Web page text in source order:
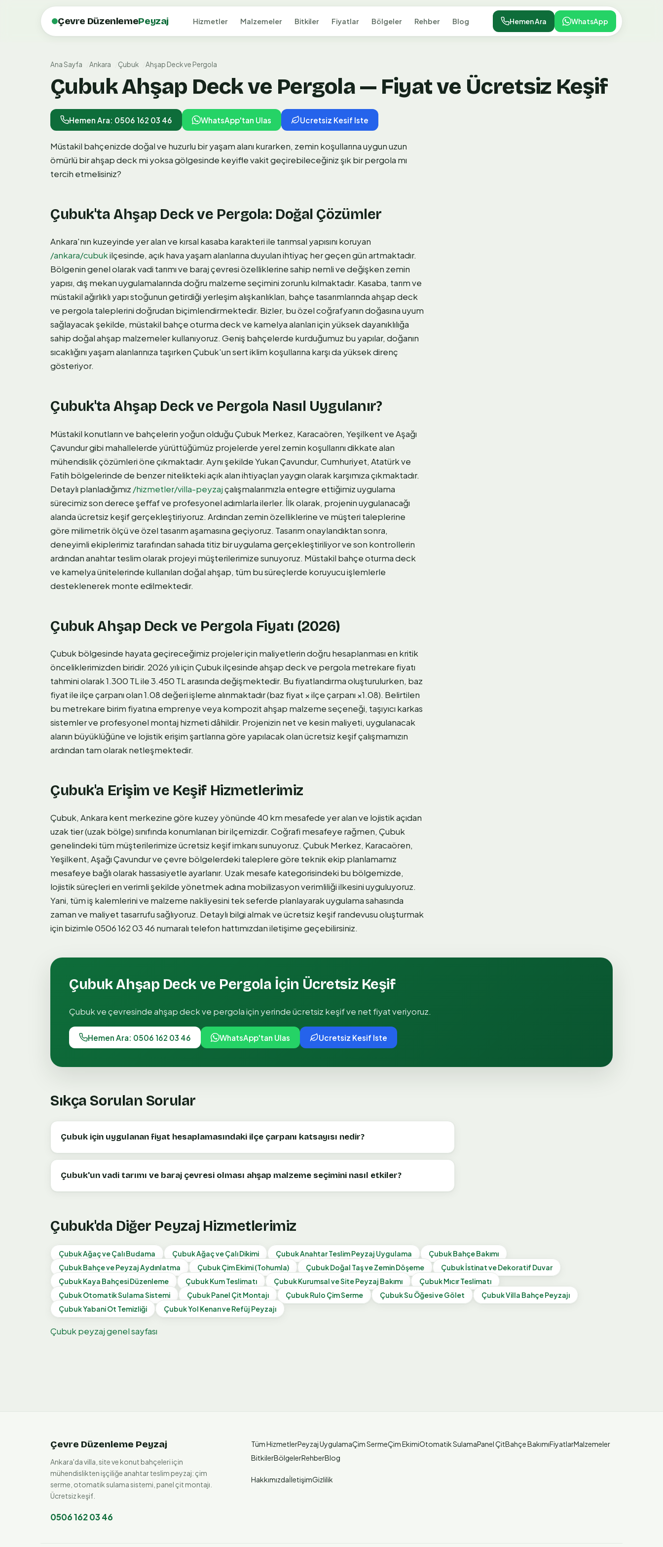
Çevre DüzenlemePeyzaj Hizmetler Malzemeler Bitkiler Fiyatlar Bölgeler Rehber Blog Hemen Ara WhatsApp
Ana Sayfa Ankara Çubuk Ahşap Deck ve Pergola
Çubuk Ahşap Deck ve Pergola — Fiyat ve Ücretsiz Keşif
Hemen Ara: 0506 162 03 46 WhatsApp'tan Ulas Ucretsiz Kesif Iste
Müstakil bahçenizde doğal ve huzurlu bir yaşam alanı kurarken, zemin koşullarına uygun uzun
ömürlü bir ahşap deck mi yoksa gölgesinde keyifle vakit geçirebileceğiniz şık bir pergola mı
tercih etmelisiniz?
Çubuk'ta Ahşap Deck ve Pergola: Doğal Çözümler
Ankara'nın kuzeyinde yer alan ve kırsal kasaba karakteri ile tarımsal yapısını koruyan
/ankara/cubukilçesinde, açık hava yaşam alanlarına duyulan ihtiyaç her geçen gün artmaktadır.
Bölgenin genel olarak vadi tarımı ve baraj çevresi özelliklerine sahip nemli ve değişken zemin
yapısı, dış mekan uygulamalarında doğru malzeme seçimini zorunlu kılmaktadır. Kasaba, tarım ve
müstakil ağırlıklı yapı stoğunun getirdiği yerleşim alışkanlıkları, bahçe tasarımlarında ahşap deck
ve pergola taleplerini doğrudan biçimlendirmektedir. Bizler, bu özel coğrafyanın doğasına uyum
sağlayacak şekilde, müstakil bahçe oturma deck ve kamelya alanları için yüksek dayanıklılığa
sahip doğal ahşap malzemeler kullanıyoruz. Geniş bahçelerde kurduğumuz bu yapılar, doğanın
sıcaklığını yaşam alanlarınıza taşırken Çubuk'un sert iklim koşullarına karşı da yüksek direnç
gösteriyor.
Çubuk'ta Ahşap Deck ve Pergola Nasıl Uygulanır?
Müstakil konutların ve bahçelerin yoğun olduğu Çubuk Merkez, Karacaören, Yeşilkent ve Aşağı
Çavundur gibi mahallelerde yürüttüğümüz projelerde yerel zemin koşullarını dikkate alan
mühendislik çözümleri öne çıkmaktadır. Aynı şekilde Yukarı Çavundur, Cumhuriyet, Atatürk ve
Fatih bölgelerinde de benzer nitelikteki açık alan ihtiyaçları yaygın olarak karşımıza çıkmaktadır.
Detaylı planladığımız /hizmetler/villa-peyzajçalışmalarımızla entegre ettiğimiz uygulama
sürecimiz son derece şeffaf ve profesyonel adımlarla ilerler. İlk olarak, projenin uygulanacağı
alanda ücretsiz keşif gerçekleştiriyoruz. Ardından zemin özelliklerine ve müşteri taleplerine
göre milimetrik ölçü ve özel tasarım aşamasına geçiyoruz. Tasarım onaylandıktan sonra,
deneyimli ekiplerimiz tarafından sahada titiz bir uygulama gerçekleştiriliyor ve son kontrollerin
ardından anahtar teslim olarak projeyi müşterilerimize sunuyoruz. Müstakil bahçe oturma deck
ve kamelya ünitelerinde kullanılan doğal ahşap, tüm bu süreçlerde koruyucu işlemlerle
desteklenerek monte edilmektedir.
Çubuk Ahşap Deck ve Pergola Fiyatı (2026)
Çubuk bölgesinde hayata geçireceğimiz projeler için maliyetlerin doğru hesaplanması en kritik
önceliklerimizden biridir. 2026 yılı için Çubuk ilçesinde ahşap deck ve pergola metrekare fiyatı
tahmini olarak 1.300 TL ile 3.450 TL arasında değişmektedir. Bu fiyatlandırma oluşturulurken, baz
fiyat ile ilçe çarpanı olan 1.08 değeri işleme alınmaktadır (baz fiyat × ilçe çarpanı ×1.08). Belirtilen
bu metrekare birim fiyatına emprenye veya kompozit ahşap malzeme seçeneği, taşıyıcı karkas
sistemler ve profesyonel montaj hizmeti dâhildir. Projenizin net ve kesin maliyeti, uygulanacak
alanın büyüklüğüne ve lojistik erişim şartlarına göre yapılacak olan ücretsiz keşif çalışmamızın
ardından tam olarak netleşmektedir.
Çubuk'a Erişim ve Keşif Hizmetlerimiz
Çubuk, Ankara kent merkezine göre kuzey yönünde 40 km mesafede yer alan ve lojistik açıdan
uzak tier (uzak bölge) sınıfında konumlanan bir ilçemizdir. Coğrafi mesafeye rağmen, Çubuk
genelindeki tüm müşterilerimize ücretsiz keşif imkanı sunuyoruz. Çubuk Merkez, Karacaören,
Yeşilkent, Aşağı Çavundur ve çevre bölgelerdeki taleplere göre teknik ekip planlamamız
mesafeye bağlı olarak hassasiyetle ayarlanır. Uzak mesafe kategorisindeki bu bölgemizde,
lojistik süreçleri en verimli şekilde yönetmek adına mobilizasyon verimliliği ilkesini uyguluyoruz.
Yani, tüm iş kalemlerini ve malzeme nakliyesini tek seferde planlayarak uygulama sahasında
zaman ve maliyet tasarrufu sağlıyoruz. Detaylı bilgi almak ve ücretsiz keşif randevusu oluşturmak
için bizimle 0506 162 03 46 numaralı telefon hattımızdan iletişime geçebilirsiniz.
ÇubukAhşap Deck ve Pergola İçin Ücretsiz Keşif
Çubukve çevresindeahşap deck ve pergolaiçin yerinde ücretsiz keşif ve net fiyat veriyoruz.
Hemen Ara: 0506 162 03 46 WhatsApp'tan Ulas Ucretsiz Kesif Iste
Sıkça Sorulan Sorular
Çubuk için uygulanan fiyat hesaplamasındaki ilçe çarpanı katsayısı nedir?
Çubuk'un vadi tarımı ve baraj çevresi olması ahşap malzeme seçimini nasıl etkiler?
Çubuk'da Diğer Peyzaj Hizmetlerimiz
ÇubukAğaç ve Çalı Budama ÇubukAğaç ve Çalı Dikimi ÇubukAnahtar Teslim Peyzaj Uygulama ÇubukBahçe Bakımı
ÇubukBahçe ve Peyzaj Aydınlatma ÇubukÇim Ekimi (Tohumla) ÇubukDoğal Taş ve Zemin Döşeme Çubukİstinat ve Dekoratif Duvar
ÇubukKaya Bahçesi Düzenleme ÇubukKum Teslimatı ÇubukKurumsal ve Site Peyzaj Bakımı ÇubukMıcır Teslimatı
ÇubukOtomatik Sulama Sistemi ÇubukPanel Çit Montajı ÇubukRulo Çim Serme ÇubukSu Öğesi ve Gölet ÇubukVilla Bahçe Peyzajı
ÇubukYabani Ot Temizliği ÇubukYol Kenarı ve Refüj Peyzajı
Çubuk peyzaj genel sayfası
Çevre Düzenleme Peyzaj
Ankara'da villa, site ve konut bahçeleri için
mühendislikten işçiliğe anahtar teslim peyzaj: çim
serme, otomatik sulama sistemi, panel çit montajı.
Ücretsiz keşif.
0506 162 03 46
Tüm HizmetlerPeyzaj UygulamaÇim SermeÇim EkimiOtomatik SulamaPanel ÇitBahçe BakımıFiyatlarMalzemeler
BitkilerBölgelerRehberBlog
HakkımızdaİletişimGizlilik